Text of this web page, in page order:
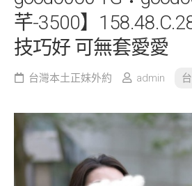
芊-3500】
技巧好 可無套愛愛
台灣本土正妹外約 admin